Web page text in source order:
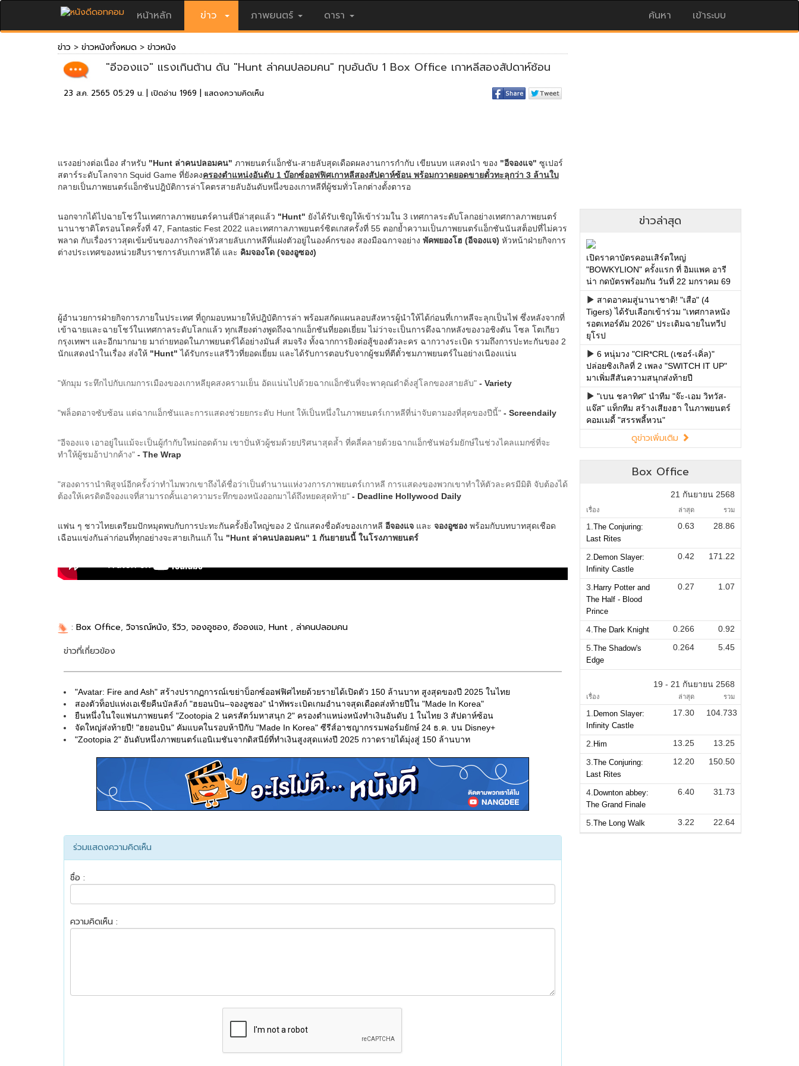
หน้าหลัก ข่าว ภาพยนตร์ ดารา ค้นหา เข้าระบบ
ข่าวล่าสุด
เปิดราคาบัตรคอนเสิร์ตใหญ่
"BOWKYLION" ครั้งแรก ที่ อิมแพค อารี
น่า กดบัตรพร้อมกัน วันที่ 22 มกราคม 69
สาดอาคมสู่นานาชาติ! "เสือ" (4
Tigers) ได้รับเลือกเข้าร่วม "เทศกาลหนัง
รอตเทอร์ดัม 2026" ประเดิมฉายในทวีป
ยุโรป
6 หนุ่มวง "CIR*CRL (เซอร์-เคิ่ล)"
ปล่อยซิงเกิลที่ 2 เพลง "SWITCH IT UP"
มาเพิ่มสีสันความสนุกส่งท้ายปี
"เบน ชลาทิศ" นำทีม "จ๊ะ-เอม วิทวัส-
แจ๊ส" แท็กทีม สร้างเสียงฮา ในภาพยนตร์
คอมเมดี้ "สรรพลี้หวน"
ดูข่าวเพิ่มเติม
Box Office
21 กันยายน 2568
เรื่อง ล่าสุด รวม
1. The Conjuring:
Last Rites
0.63 28.86
2. Demon Slayer:
Infinity Castle
0.42 171.22
3. Harry Potter and
The Half - Blood
Prince
0.27 1.07
4. The Dark Knight 0.266
0.92
5. The Shadow's
Edge
0.264 5.45
19 - 21 กันยายน 2568
เรื่อง ล่าสุด รวม
1. Demon Slayer:
Infinity Castle
17.30 104.733
2. Him 13.25
13.25
3. The Conjuring:
Last Rites
12.20 150.50
4. Downton abbey:
The Grand Finale
6.40 31.73
5. The Long Walk 3.22 22.64